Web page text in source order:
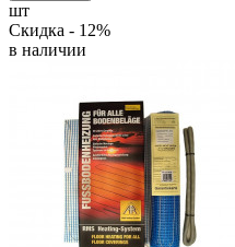
шт
Скидка - 12%
в наличии